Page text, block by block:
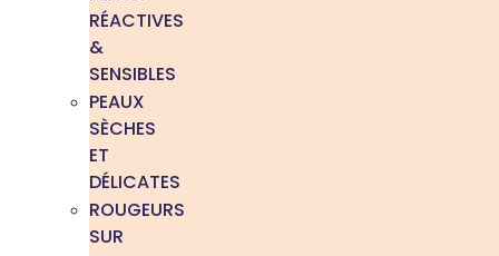
RÉACTIVES
&
SENSIBLES
PEAUX
SÈCHES
ET
DÉLICATES
ROUGEURS
SUR